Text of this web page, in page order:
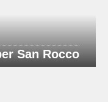
San Rocco